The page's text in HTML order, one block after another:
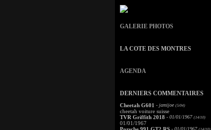
GALERIE PHOTOS
LA COTE DES MONTRES
AGENDA
DERNIERS COMMENTAIRES
Cheetah G601 - jamijoe (5/04)
cheetah voiture suisse
TVR Griffith 2018 - 01/01/1967 (14/10)
01/01/1967
- 01/01/1967